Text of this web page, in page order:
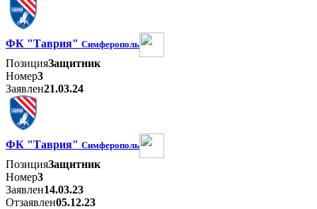
ФК "Таврия" Симферополь
ПозицияЗащитник
Номер3
Заявлен21.03.24
ФК "Таврия" Симферополь
ПозицияЗащитник
Номер3
Заявлен14.03.23
Отзаявлен05.12.23